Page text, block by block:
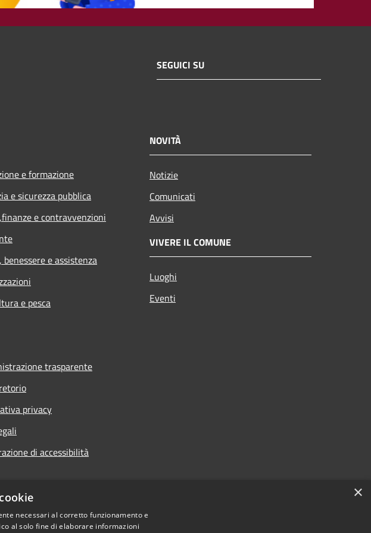
SEGUICI SU
e formazione
e sicurezza pubblica
e contravvenzioni
benessere e assistenza
e pesca
NOVITÀ
Notizie
Comunicati
Avvisi
VIVERE IL COMUNE
Luoghi
Eventi
trasparente
privacy
di accessibilità
×
necessari al corretto funzionamento e
al solo fine di elaborare informazioni